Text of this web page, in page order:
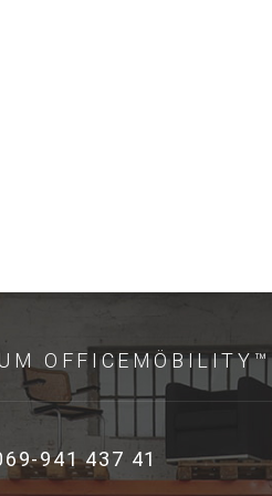
OFFICEMÖBILITY™
941 437 41